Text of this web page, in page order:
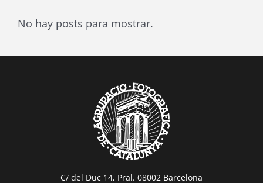
No hay posts para mostrar.
C/ del Duc 14, Pral. 08002 Barcelona